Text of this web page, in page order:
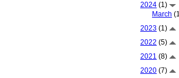
2024 (1)
March
2023 (1)
2022 (5)
2021 (8)
2020 (7)